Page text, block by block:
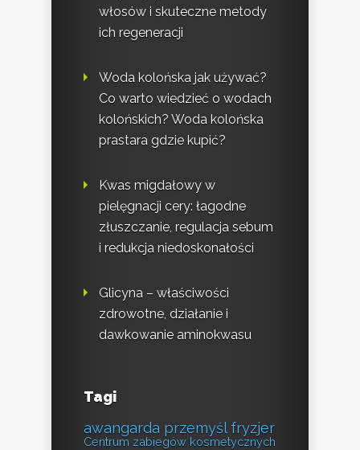
włosów i skuteczne metody
ich regeneracji
Woda kolońska jak używać?
Co warto wiedzieć o wodach
kolońskich? Woda kolońska
prastara gdzie kupić?
Kwas migdałowy w
pielęgnacji cery: łagodne
złuszczanie, regulacja sebum
i redukcja niedoskonałości
Glicyna – właściwości
zdrowotne, działanie i
dawkowanie aminokwasu
Tagi
awangarda przemyśl fryzjer
Centrum zabiegów kosmetycznych